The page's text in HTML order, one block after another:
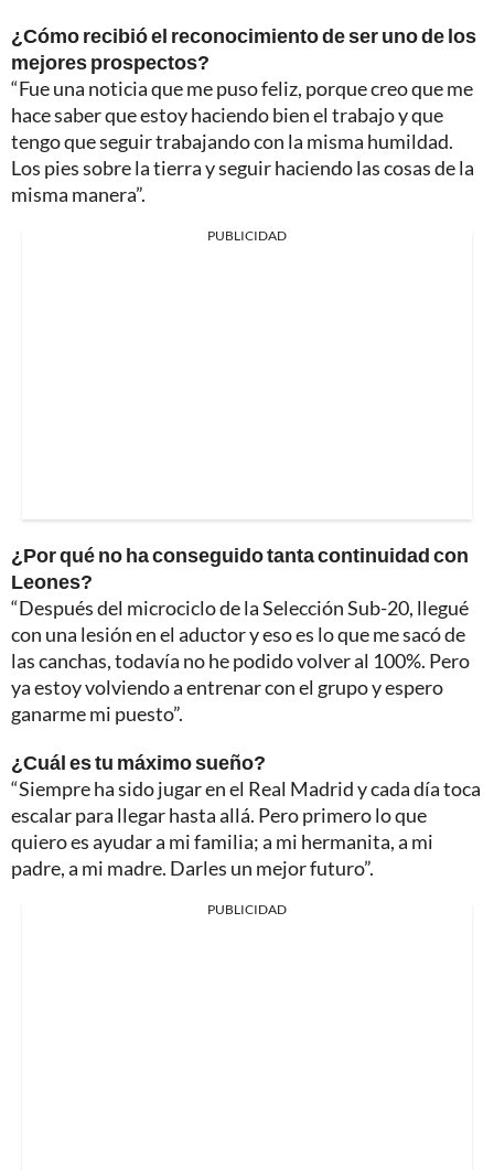
¿Cómo recibió el reconocimiento de ser uno de los
mejores prospectos?
“Fue una noticia que me puso feliz, porque creo que me
hace saber que estoy haciendo bien el trabajo y que
tengo que seguir trabajando con la misma humildad.
Los pies sobre la tierra y seguir haciendo las cosas de la
misma manera”.
PUBLICIDAD
¿Por qué no ha conseguido tanta continuidad con
Leones?
“Después del microciclo de la Selección Sub-20, llegué
con una lesión en el aductor y eso es lo que me sacó de
las canchas, todavía no he podido volver al 100%. Pero
ya estoy volviendo a entrenar con el grupo y espero
ganarme mi puesto”.
¿Cuál es tu máximo sueño?
“Siempre ha sido jugar en el Real Madrid y cada día toca
escalar para llegar hasta allá. Pero primero lo que
quiero es ayudar a mi familia; a mi hermanita, a mi
padre, a mi madre. Darles un mejor futuro”.
PUBLICIDAD